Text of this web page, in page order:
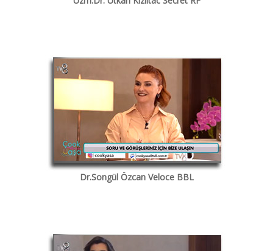
Dr.Songül Özcan Veloce BBL